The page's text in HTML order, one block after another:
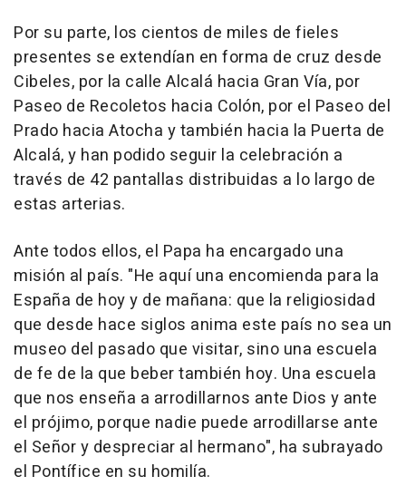
Por su parte, los cientos de miles de fieles
presentes se extendían en forma de cruz desde
Cibeles, por la calle Alcalá hacia Gran Vía, por
Paseo de Recoletos hacia Colón, por el Paseo del
Prado hacia Atocha y también hacia la Puerta de
Alcalá, y han podido seguir la celebración a
través de 42 pantallas distribuidas a lo largo de
estas arterias.
Ante todos ellos, el Papa ha encargado una
misión al país. "He aquí una encomienda para la
España de hoy y de mañana: que la religiosidad
que desde hace siglos anima este país no sea un
museo del pasado que visitar, sino una escuela
de fe de la que beber también hoy. Una escuela
que nos enseña a arrodillarnos ante Dios y ante
el prójimo, porque nadie puede arrodillarse ante
el Señor y despreciar al hermano", ha subrayado
el Pontífice en su homilía.